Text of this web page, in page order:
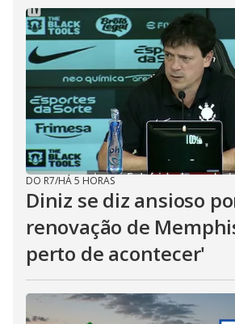
DO R7/HÁ 5 HORAS
Diniz se diz ansioso
renovação de
perto de acontecer'